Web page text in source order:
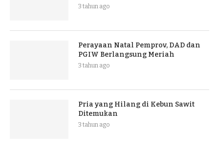
3 tahun ago
Perayaan Natal Pemprov, DAD dan
PGIW Berlangsung Meriah
3 tahun ago
Pria yang Hilang di Kebun Sawit
Ditemukan
3 tahun ago